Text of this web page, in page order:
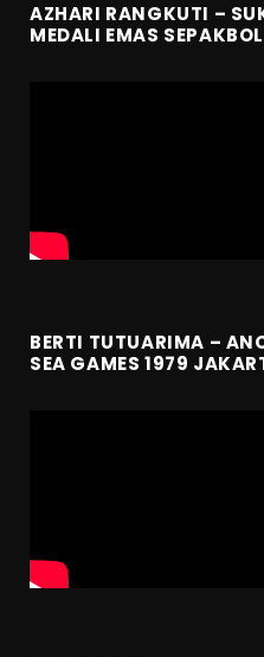
AZHARI RANGKUTI –
MEDALI EMAS
BERTI TUTUARIMA –
SEA GAMES 1979